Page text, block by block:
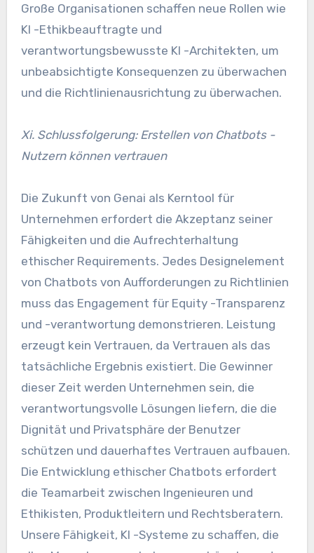
Große Organisationen schaffen neue Rollen wie
KI -Ethikbeauftragte und
verantwortungsbewusste KI -Architekten, um
unbeabsichtigte Konsequenzen zu überwachen
und die Richtlinienausrichtung zu überwachen.
Xi. Schlussfolgerung: Erstellen von Chatbots -
Nutzern können vertrauen
Die Zukunft von Genai als Kerntool für
Unternehmen erfordert die Akzeptanz seiner
Fähigkeiten und die Aufrechterhaltung
ethischer Requirements. Jedes Designelement
von Chatbots von Aufforderungen zu Richtlinien
muss das Engagement für Equity -Transparenz
und -verantwortung demonstrieren. Leistung
erzeugt kein Vertrauen, da Vertrauen als das
tatsächliche Ergebnis existiert. Die Gewinner
dieser Zeit werden Unternehmen sein, die
verantwortungsvolle Lösungen liefern, die die
Dignität und Privatsphäre der Benutzer
schützen und dauerhaftes Vertrauen aufbauen.
Die Entwicklung ethischer Chatbots erfordert
die Teamarbeit zwischen Ingenieuren und
Ethikisten, Produktleitern und Rechtsberatern.
Unsere Fähigkeit, KI -Systeme zu schaffen, die